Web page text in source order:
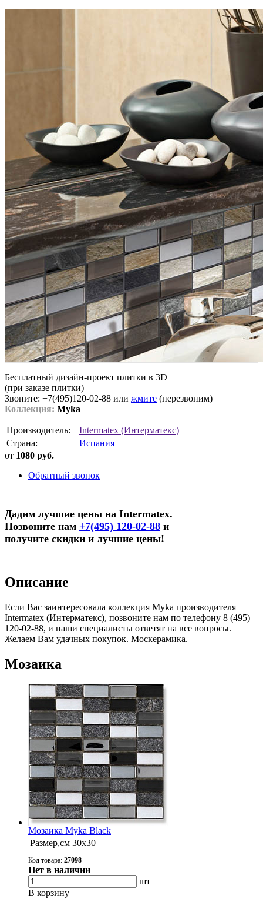
Бесплатный дизайн-проект плитки в 3D
(при заказе плитки)
Звоните: +7(495)120-02-88 или жмите (перезвоним)
Коллекция: Myka
Производитель:
Intermatex (Интерматекс)
Страна:
Испания
от 1080 руб.
Обратный звонок
Дадим лучшие цены на Intermatex.
Позвоните нам +7(495) 120-02-88 и
получите скидки и лучшие цены!
Описание
Если Вас заинтересовала коллекция Myka производителя
Intermatex (Интерматекс), позвоните нам по телефону 8 (495)
120-02-88, и наши специалисты ответят на все вопросы.
Желаем Вам удачных покупок. Москерамика.
Мозаика
Мозаика Myka Black
Размер,см 30х30
Код товара: 27098
Нет в наличии
шт
В корзину